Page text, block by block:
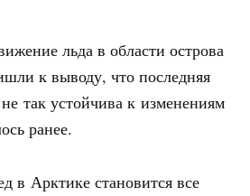
льда в области острова
к выводу, что последняя
так устойчива к изменениям
ранее.
в Арктике становится все